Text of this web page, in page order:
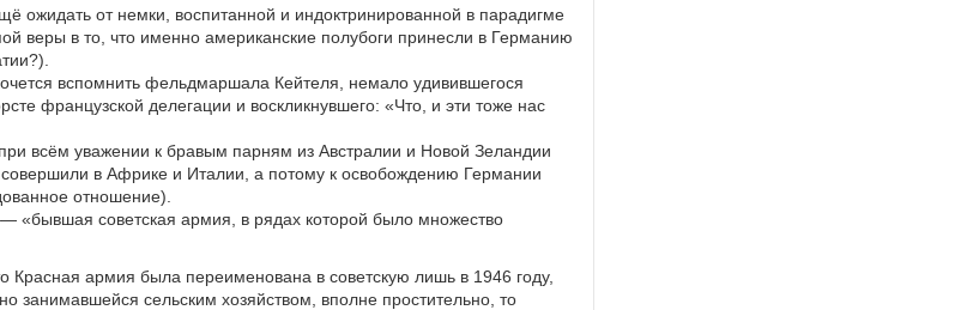
ожидать от немки, воспитанной и индоктринированной в парадигме
веры в то, что именно американские полубоги принесли в Германию
вспомнить фельдмаршала Кейтеля, немало удивившегося
французской делегации и воскликнувшего: «Что, и эти тоже нас
всём уважении к бравым парням из Австралии и Новой Зеландии
в Африке и Италии, а потому к освобождению Германии
отношение).
«бывшая советская армия, в рядах которой было множество
Красная армия была переименована в советскую лишь в 1946 году,
занимавшейся сельским хозяйством, вполне простительно, то